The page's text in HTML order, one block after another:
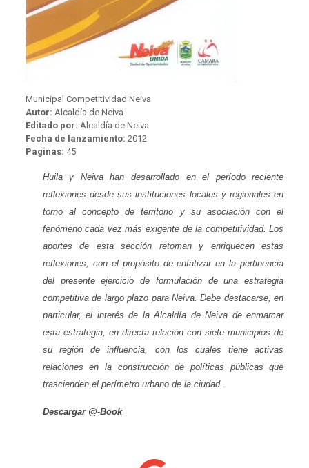
Municipal Competitividad Neiva
Autor: Alcaldía de Neiva
Editado por: Alcaldía de Neiva
Fecha de lanzamiento: 2012
Paginas: 45
Huila y Neiva han desarrollado en el período reciente
reflexiones desde sus instituciones locales y regionales en
torno al concepto de territorio y su asociación con el
fenómeno cada vez más exigente de la competitividad. Los
aportes de esta sección retoman y enriquecen estas
reflexiones, con el propósito de enfatizar en la pertinencia
del presente ejercicio de formulación de una estrategia
competitiva de largo plazo para Neiva. Debe destacarse, en
particular, el interés de la Alcaldía de Neiva de enmarcar
esta estrategia, en directa relación con siete municipios de
su región de influencia, con los cuales tiene activas
relaciones en la construcción de políticas públicas que
trascienden el perímetro urbano de la ciudad.
Descargar @-Book